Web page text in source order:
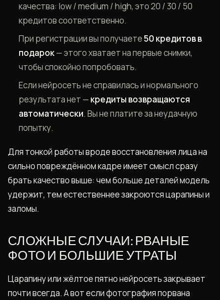
качества: low / medium / high, это 20 / 30 / 50
кредитов соответственно.
При регистрации вы получаете50 кредитов в
подарок— этого хватает на первые снимки,
чтобы спокойно попробовать.
Если нейросеть не справилась и нормального
результата нет — кредиты возвращаются
автоматически. Вы не платите за неудачную
попытку.
Для тонкой работы вроде восстановления лица на
сильно повреждённом кадре имеет смысл сразу
брать качество выше: чем больше деталей модель
удержит, тем естественнее закроются царапины и
заломы.
СЛОЖНЫЕ СЛУЧАИ: РВАНЫЕ
ФОТО И БОЛЬШИЕ УТРАТЫ
Царапину или жёлтое пятно нейросеть закрывает
почти всегда. А вот если фотография порвана